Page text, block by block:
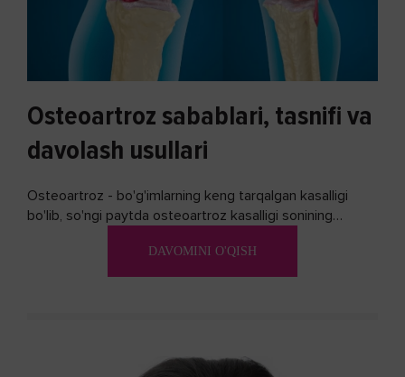
Osteoartroz sabablari, tasnifi va
davolash usullari
Osteoartroz - bo'g'imlarning keng tarqalgan kasalligi
bo'lib, so'ngi paytda osteoartroz kasalligi sonining
DAVOMINI O'QISH